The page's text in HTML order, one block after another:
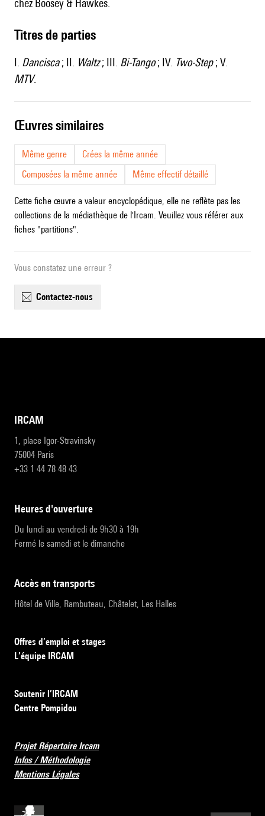
chez Boosey & Hawkes.
Titres de parties
I. Dancisca; II. Waltz; III. Bi-Tango; IV. Two-Step; V.
MTV.
œuvres similaires
Même genre
Crées la même année
Composées la même année
Même effectif détaillé
Cette fiche œuvre a valeur encyclopédique, elle ne reflète pas les
collections de la médiathèque de l'Ircam. Veuillez vous référer aux
fiches "partitions".
Vous constatez une erreur ?
contactez-nous
IRCAM
1, place Igor-Stravinsky
75004 Paris
+33 1 44 78 48 43
heures d'ouverture
Du lundi au vendredi de 9h30 à 19h
Fermé le samedi et le dimanche
accès en transports
Hôtel de Ville, Rambuteau, Châtelet, Les Halles
Offres d’emploi et stages
L’équipe IRCAM
Soutenir l’IRCAM
Centre Pompidou
Projet Répertoire Ircam
Infos / Méthodologie
Mentions Légales